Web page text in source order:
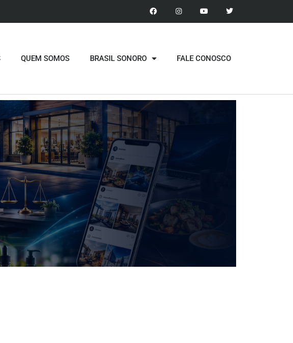
QUEM SOMOS BRASIL SONORO FALE CONOSCO